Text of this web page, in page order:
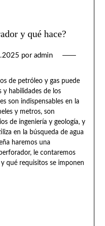
y qué hace?
por admin
de petróleo y gas puede
y habilidades de los
son indispensables en la
y metros, son
de ingeniería y geología, y
en la búsqueda de agua
haremos una
le contaremos
qué requisitos se imponen